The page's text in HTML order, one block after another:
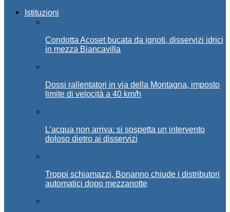
Istituzioni
Condotta Acoset bucata da ignoti, disservizi idrici
in mezza Biancavilla
Dossi rallentatori in via della Montagna, imposto
limite di velocità a 40 km/h
L’acqua non arriva: si sospetta un intervento
doloso dietro ai disservizi
Troppi schiamazzi, Bonanno chiude i distributori
automatici dopo mezzanotte